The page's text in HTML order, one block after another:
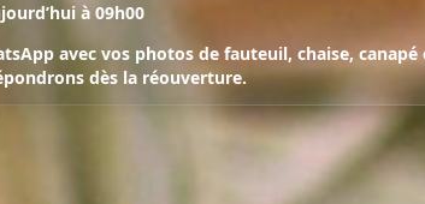
à 09h00
avec vos photos de fauteuil, chaise, canapé
dès la réouverture.